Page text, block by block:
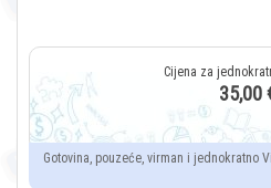
35,00
Gotovina, pouzeće, virman i jednokratno